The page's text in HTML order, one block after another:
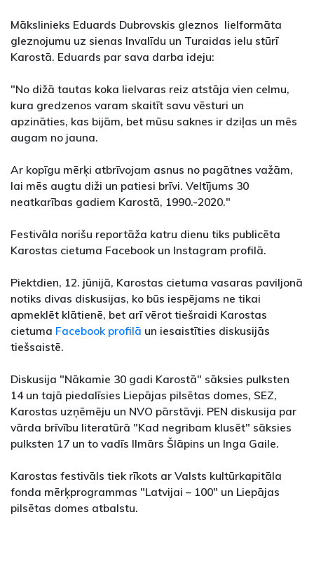
Mākslinieks Eduards Dubrovskis gleznos lielformāta
gleznojumu uz sienas Invalīdu un Turaidas ielu stūrī
Karostā. Eduards par sava darba ideju:
"No dižā tautas koka lielvaras reiz atstāja vien celmu,
kura gredzenos varam skaitīt savu vēsturi un
apzināties, kas bijām, bet mūsu saknes ir dziļas un mēs
augam no jauna.
Ar kopīgu mērķi atbrīvojam asnus no pagātnes važām,
lai mēs augtu diži un patiesi brīvi. Veltījums 30
neatkarības gadiem Karostā, 1990.-2020."
Festivāla norišu reportāža katru dienu tiks publicēta
Karostas cietuma Facebook un Instagram profilā.
Piektdien, 12. jūnijā, Karostas cietuma vasaras paviljonā
notiks divas diskusijas, ko būs iespējams ne tikai
apmeklēt klātienē, bet arī vērot tiešraidi Karostas
cietuma Facebook profilā un iesaistīties diskusijās
tiešsaistē.
Diskusija "Nākamie 30 gadi Karostā" sāksies pulksten
14 un tajā piedalīsies Liepājas pilsētas domes, SEZ,
Karostas uzņēmēju un NVO pārstāvji. PEN diskusija par
vārda brīvību literatūrā "Kad negribam klusēt" sāksies
pulksten 17 un to vadīs Ilmārs Šlāpins un Inga Gaile.
Karostas festivāls tiek rīkots ar Valsts kultūrkapitāla
fonda mērķprogrammas "Latvijai – 100" un Liepājas
pilsētas domes atbalstu.